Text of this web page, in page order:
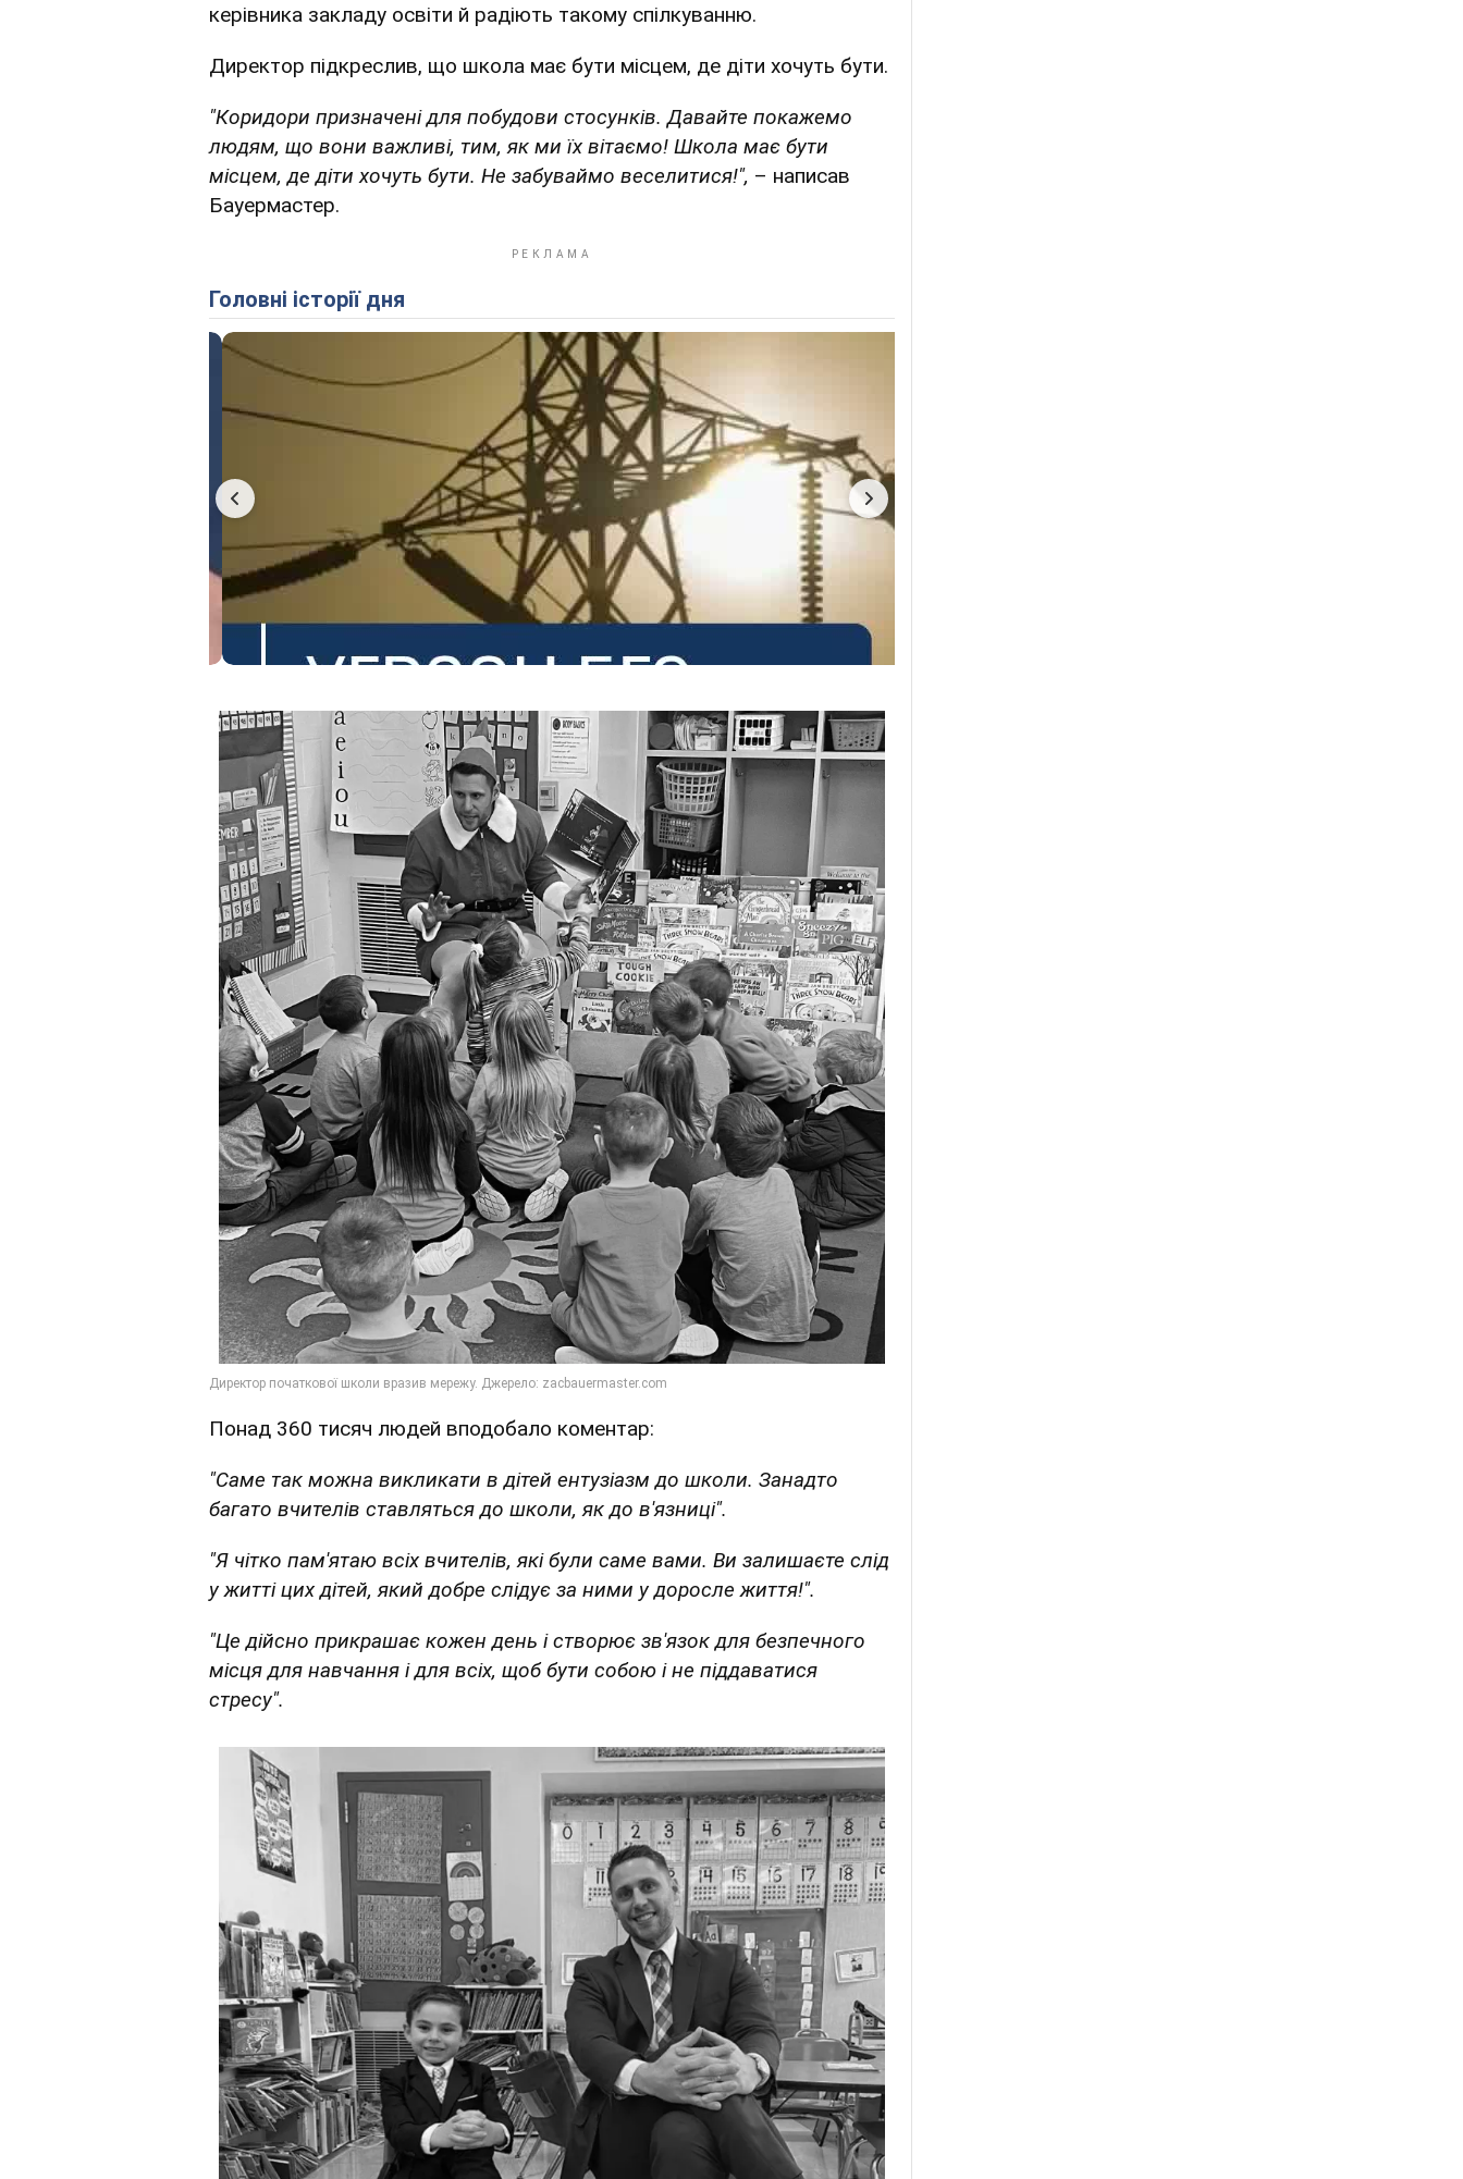
керівника закладу освіти й радіють такому спілкуванню.
Директор підкреслив, що школа має бути місцем, де діти хочуть бути.
"Коридори призначені для побудови стосунків. Давайте покажемо
людям, що вони важливі, тим, як ми їх вітаємо! Школа має бути
місцем, де діти хочуть бути. Не забуваймо веселитися!", – написав
Бауермастер.
Головні історії дня
Понад 360 тисяч людей вподобало коментар:
"Саме так можна викликати в дітей ентузіазм до школи. Занадто
багато вчителів ставляться до школи, як до в'язниці".
"Я чітко пам'ятаю всіх вчителів, які були саме вами. Ви залишаєте слід
у житті цих дітей, який добре слідує за ними у доросле життя!".
"Це дійсно прикрашає кожен день і створює зв'язок для безпечного
місця для навчання і для всіх, щоб бути собою і не піддаватися
стресу".